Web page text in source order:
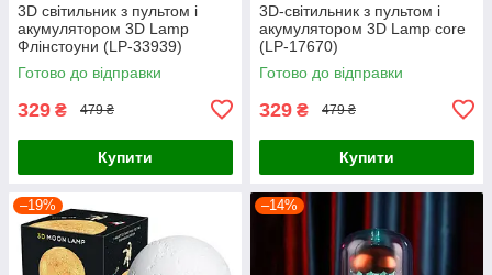
3D світильник з пультом і
акумулятором 3D Lamp
Флінстоуни (LP-33939)
Готово до відправки
329 ₴ 479 ₴
Купити
3D-світильник з пультом і
акумулятором 3D Lamp core
(LP-17670)
Готово до відправки
329 ₴ 479 ₴
Купити
–19% –14%